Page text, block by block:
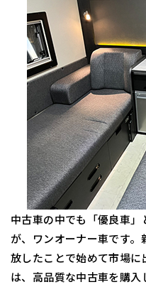
中古車の中でも「優良車
が、ワンオーナー車です
放したことで始めて市場
は、高品質な中古車を購入